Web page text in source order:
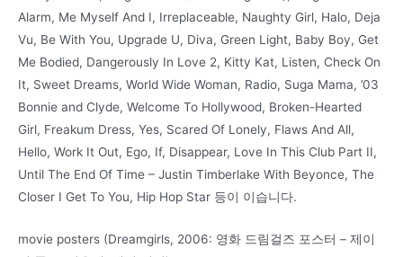
Alarm, Me Myself And I, Irreplaceable, Naughty Girl, Halo, Deja
Vu, Be With You, Upgrade U, Diva, Green Light, Baby Boy, Get
Me Bodied, Dangerously In Love 2, Kitty Kat, Listen, Check On
It, Sweet Dreams, World Wide Woman, Radio, Suga Mama, ’03
Bonnie and Clyde, Welcome To Hollywood, Broken-Hearted
Girl, Freakum Dress, Yes, Scared Of Lonely, Flaws And All,
Hello, Work It Out, Ego, If, Disappear, Love In This Club Part II,
Until The End Of Time – Justin Timberlake With Beyonce, The
Closer I Get To You, Hip Hop Star 등이 이습니다.
movie posters (Dreamgirls, 2006: 영화 드림걸즈 포스터 – 제이